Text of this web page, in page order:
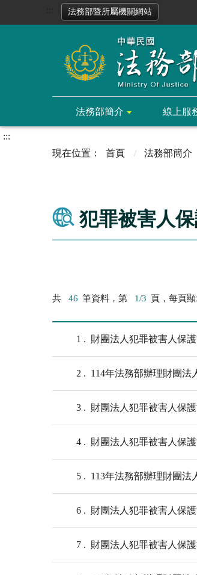
法務部暨所屬機關網站
法務部簡介 線上服
:::
首頁
法務部簡介
犯罪被害人
共 46 筆資料，第 1/3 頁，每頁
1 財團法人犯罪被害人保
2 114年法務部辦理財團法
3 財團法人犯罪被害人保
4 財團法人犯罪被害人保
5 113年法務部辦理財團法
6 財團法人犯罪被害人保
7 財團法人犯罪被害人保